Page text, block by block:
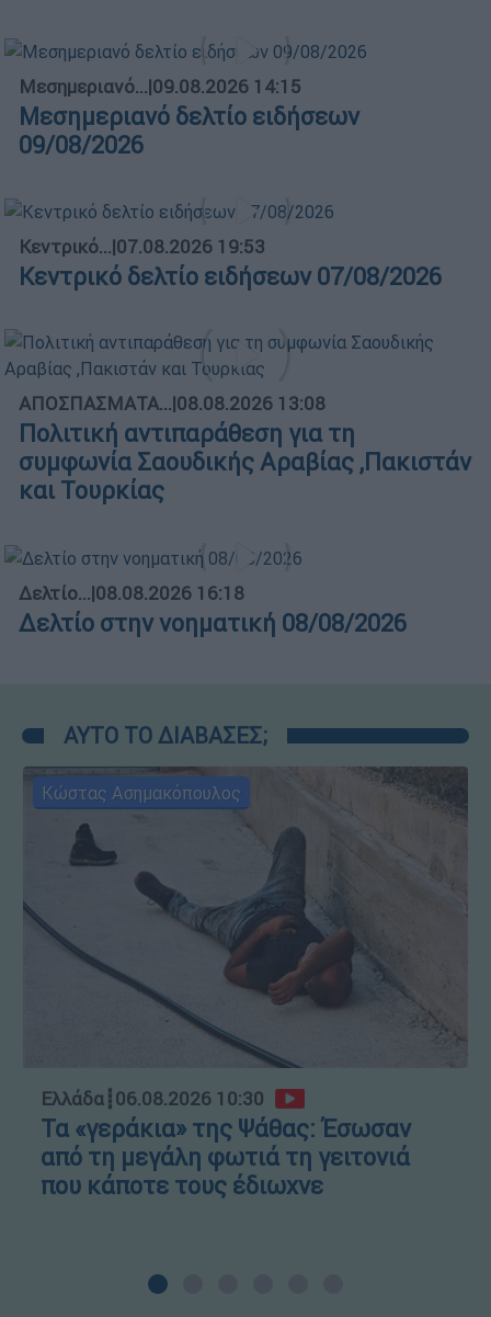
Μεσημεριανό...|09.08.2026 14:15
Μεσημεριανό δελτίο ειδήσεων
09/08/2026
Κεντρικό...|07.08.2026 19:53
Κεντρικό δελτίο ειδήσεων 07/08/2026
ΑΠΟΣΠΑΣΜΑΤΑ...|08.08.2026 13:08
Πολιτική αντιπαράθεση για τη
συμφωνία Σαουδικής Αραβίας ,Πακιστάν
και Τουρκίας
Δελτίο...|08.08.2026 16:18
Δελτίο στην νοηματική 08/08/2026
ΑΥΤΟ ΤΟ ΔΙΑΒΑΣΕΣ;
Κώστας Ασημακόπουλος
Ελλάδα┋06.08.2026 10:30
Τα «γεράκια» της Ψάθας: Έσωσαν
από τη μεγάλη φωτιά τη γειτονιά
που κάποτε τους έδιωχνε